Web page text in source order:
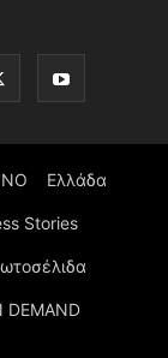
Ελλάδα
Stories
DEMAND